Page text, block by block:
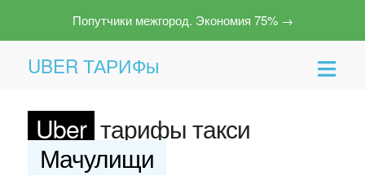
Попутчики межгород. Экономия 75% →
UBER ТАРИФы
Uber тарифы такси
Мачулищи